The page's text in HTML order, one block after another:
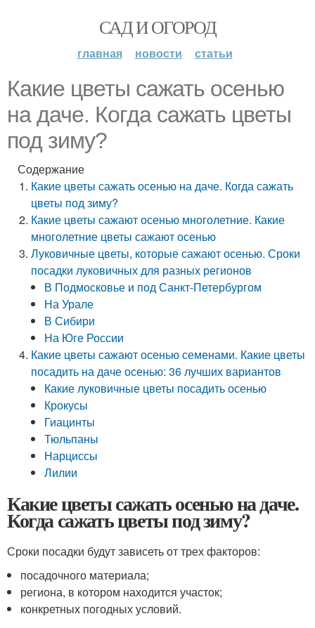
САД И ОГОРОД
главная новости статьи
Какие цветы сажать осенью
на даче. Когда сажать цветы
под зиму?
Содержание
Какие цветы сажать осенью на даче. Когда сажать
цветы под зиму?
Какие цветы сажают осенью многолетние. Какие
многолетние цветы сажают осенью
Луковичные цветы, которые сажают осенью. Сроки
посадки луковичных для разных регионов
В Подмосковье и под Санкт-Петербургом
На Урале
В Сибири
На Юге России
Какие цветы сажают осенью семенами. Какие цветы
посадить на даче осенью: 36 лучших вариантов
Какие луковичные цветы посадить осенью
Крокусы
Гиацинты
Тюльпаны
Нарциссы
Лилии
Какие цветы сажать осенью на даче.
Когда сажать цветы под зиму?
Сроки посадки будут зависеть от трех факторов:
посадочного материала;
региона, в котором находится участок;
конкретных погодных условий.